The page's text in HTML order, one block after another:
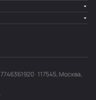
· 117545, Москва,